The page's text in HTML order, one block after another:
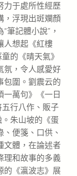
力于處所性經歷
，浮現出斑斕顏
筆記體小說”，
人想起《紅樓
的《晴天氣》
氛，令人感愛好
包圍。劉震云的
一萬句》《一日
五行八作、販子
朱山坡的《蛋
便箋、口供、
文體，在論述者
理和故事的多義
的《瀛波志》展